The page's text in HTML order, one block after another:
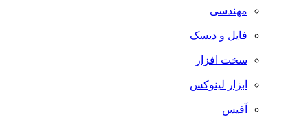
مهندسی
فایل و دیسک
سخت افزار
ابزار لینوکس
آفیس